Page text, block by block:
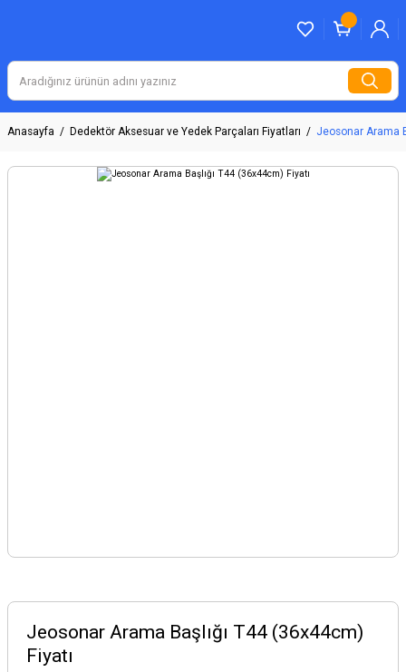
Anasayfa Dedektör Aksesuar ve Yedek Parçaları Fiyatları Jeosonar Arama
Jeosonar Arama Başlığı T44 (36x44cm)
Fiyatı